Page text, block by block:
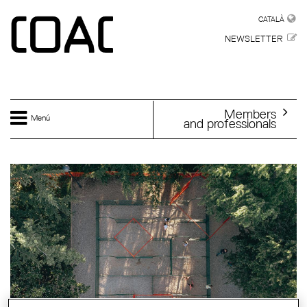
CATALÀ
NEWSLETTER
Menú Members
and professionals